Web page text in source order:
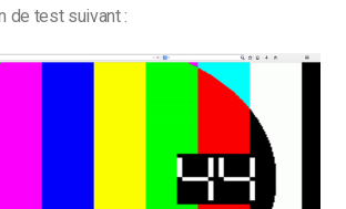
de test suivant :